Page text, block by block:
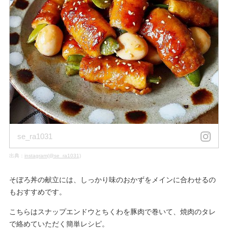
se_ra1031
出典： instagram(@se_ra1031)
そぼろ丼の献立には、しっかり味のおかずをメインに合わせるの
もおすすめです。
こちらはスナップエンドウとちくわを豚肉で巻いて、焼肉のタレ
で絡めていただく簡単レシピ。